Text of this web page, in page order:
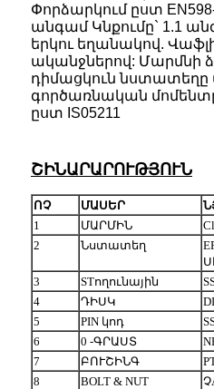
Փորձարկում ըստ
անգամ Կնքումը` 1.1
երկու եղանակով.
ականջներով: Մարմնի
դիմացկուն նստատեղը
գործառնական
ըստ IS05211
ՇԻՆԱՐԱՐՈՒԹՅՈՒՆ
ՈՉ ՄԱՍԵՐ
1
ՄԱՐՄԻՆ
2
Նստատեղ
3
STողունային
4
ԴԻՍԿ
5
PIN կոդ
6
0 -ԳՐԱՍՏ
7
ԲՈՒՇԻՆԳ
8
BOLT & NUT